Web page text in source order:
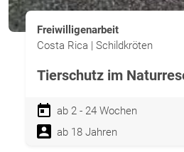
Freiwilligenarbeit
Costa Rica | Schildkröten
Tierschutz im
ab 2 - 24 Wochen
ab 18 Jahren